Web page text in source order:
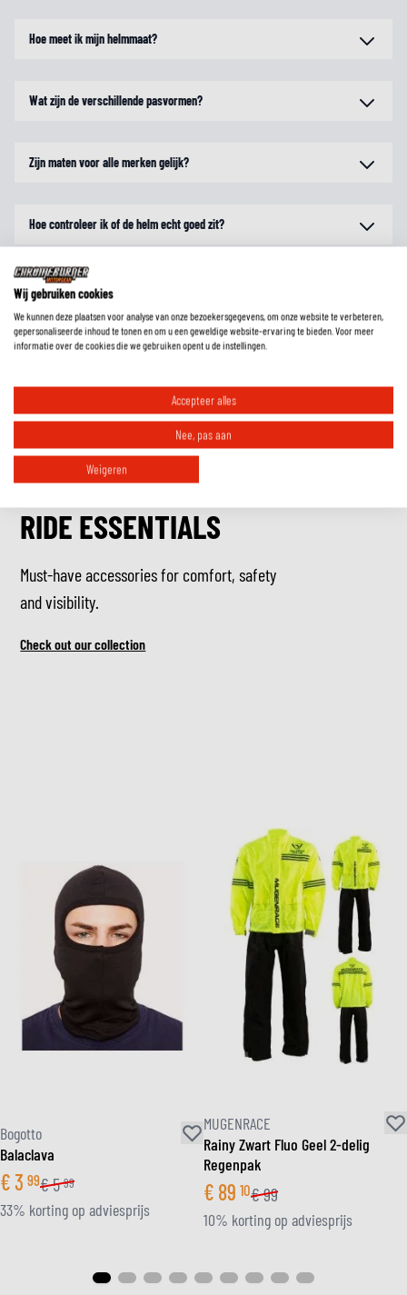
Hoe meet ik mijn helmmaat?
Wat zijn de verschillende pasvormen?
Zijn maten voor alle merken gelijk?
Hoe controleer ik of de helm echt goed zit?
Is een ECE gekeurde motorhelm toegestaan in mijn land?
RIDE ESSENTIALS
Must-have accessories for comfort, safety
and visibility.
Check out our collection
Bogotto
Balaclava
€3 99€5 99
33% korting op adviesprijs
MUGENRACE
Rainy Zwart Fluo Geel 2-delig
Regenpak
€ 89 10€99
10% korting op adviesprijs
Wij gebruiken cookies
We kunnen deze plaatsen voor analyse van onze bezoekersgegevens, om onze website te verbeteren,
gepersonaliseerde inhoud te tonen en om u een geweldige website-ervaring te bieden. Voor meer
informatie over de cookies die we gebruiken opent u de instellingen.
Accepteer alles
Nee, pas aan
Weigeren